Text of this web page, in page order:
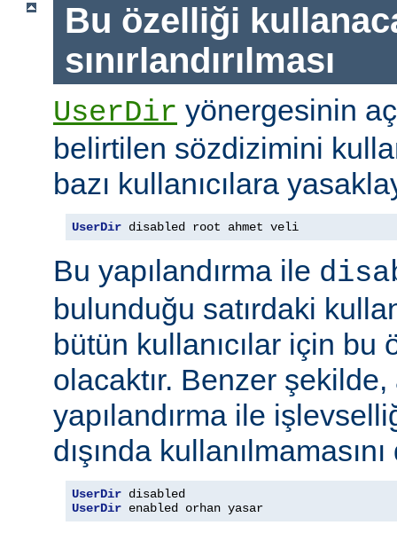
Bu özelliği
sınırlandırılması
UserDir yönergesinin
belirtilen sözdizimini
bazı kullanıcılara
UserDir disabled root ahmet veli
Bu yapılandırma ile
bulunduğu satırdaki
bütün kullanıcılar için bu
olacaktır. Benzer şekilde,
yapılandırma ile
dışında
UserDir
UserDir enabled orhan yasar